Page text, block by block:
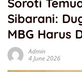
Soroti
Sibarani:
MBG Harus
Admin
4 June 2026